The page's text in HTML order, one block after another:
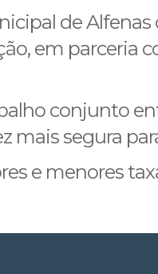
de Alfenas
em parceria
conjunto
mais segura
e menores